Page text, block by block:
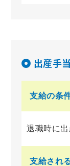
出産手
支給の条
退職時に
支給され